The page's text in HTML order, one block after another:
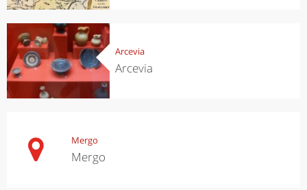
Arcevia
Arcevia
Mergo
Mergo